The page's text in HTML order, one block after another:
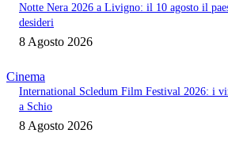
Notte Nera 2026 a Livigno: il 10 agosto il
desideri
8 Agosto 2026
Cinema
International Scledum Film Festival 2026: i
a Schio
8 Agosto 2026